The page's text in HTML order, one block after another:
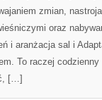
zmian,
oraz
i aranżacja sal i
To raczej
[…]